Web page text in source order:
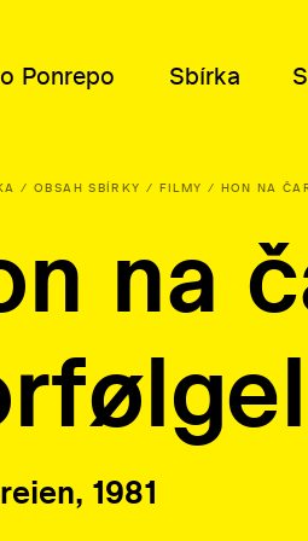
Ponrepo
cykly
Sbírka
fond
archiválie
historie
výběry
filmů k projekci
a historie
orgány
OBSAH SBÍRKY FILMY HON NA
na
1981